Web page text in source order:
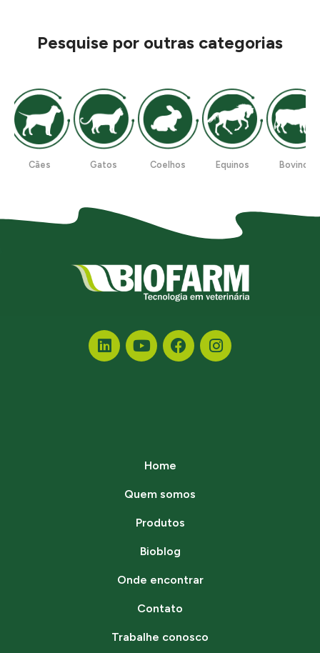
Pesquise por outras categorias
Cães Gatos Coelhos Equinos Bovinos
Home
Quem somos
Produtos
Bioblog
Onde encontrar
Contato
Trabalhe conosco